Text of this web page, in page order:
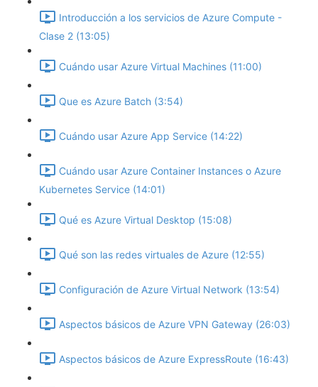
Introducción a los servicios de Azure Compute -
Clase 2 (13:05)
Cuándo usar Azure Virtual Machines (11:00)
Que es Azure Batch (3:54)
Cuándo usar Azure App Service (14:22)
Cuándo usar Azure Container Instances o Azure
Kubernetes Service (14:01)
Qué es Azure Virtual Desktop (15:08)
Qué son las redes virtuales de Azure (12:55)
Configuración de Azure Virtual Network (13:54)
Aspectos básicos de Azure VPN Gateway (26:03)
Aspectos básicos de Azure ExpressRoute (16:43)